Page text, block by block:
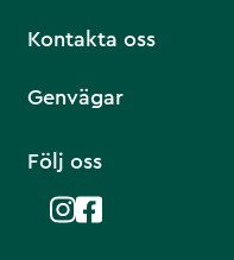
Kontakta oss
Genvägar
Följ oss